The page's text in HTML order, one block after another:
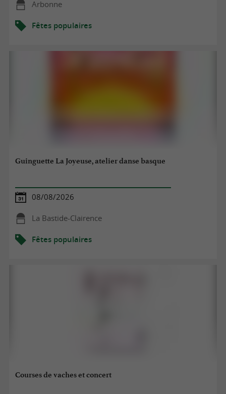
Arbonne
Fêtes populaires
Guinguette La Joyeuse, atelier danse basque
08/08/2026
La Bastide-Clairence
Fêtes populaires
Courses de vaches et concert